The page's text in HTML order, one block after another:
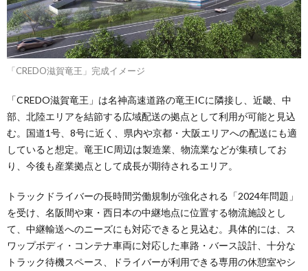
「CREDO滋賀竜王」完成イメージ
「CREDO滋賀竜王」は名神高速道路の竜王ICに隣接し、近畿、中
部、北陸エリアを結節する広域配送の拠点として利用が可能と見込
む。国道1号、8号に近く、県内や京都・大阪エリアへの配送にも適
していると想定。竜王IC周辺は製造業、物流業などが集積してお
り、今後も産業拠点として成長が期待されるエリア。
トラックドライバーの長時間労働規制が強化される「2024年問題」
を受け、名阪間や東・西日本の中継地点に位置する物流施設とし
て、中継輸送へのニーズにも対応できると見込む。具体的には、ス
ワップボディ・コンテナ車両に対応した車路・バース設計、十分な
トラック待機スペース、ドライバーが利用できる専用の休憩室やシ